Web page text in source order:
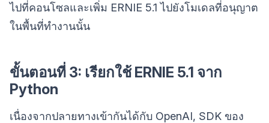
ไปที่คอนโซลและเพิ่ม ERNIE 5.1 ไปยังโมเดลที่อนุญาต
ในพื้นที่ทำงานนั้น
ขั้นตอนที่ 3: เรียกใช้ ERNIE 5.1 จาก
Python
เนื่องจากปลายทางเข้ากันได้กับ OpenAI, SDK ของ